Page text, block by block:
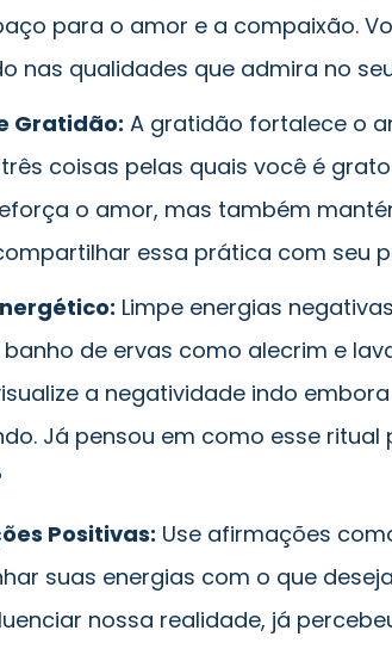
para o amor e a compaixão.
nas qualidades que admira no
Gratidão: A gratidão fortalece o
coisas pelas quais você é
o amor, mas também
essa prática com seu
Limpe energias
de ervas como alecrim e
a negatividade indo
Já pensou em como esse
Positivas: Use afirmações
suas energias com o que
nossa realidade, já